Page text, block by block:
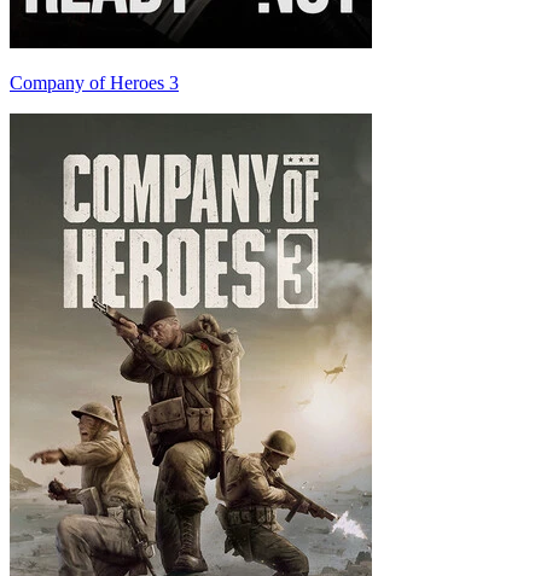
Company of Heroes 3